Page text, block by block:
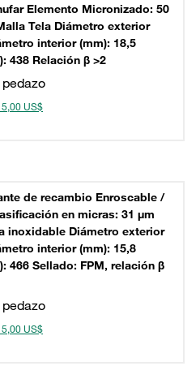
Elemento Micronizado: 50
Tela Diámetro exterior
interior (mm): 18,5
438 Relación β >2
US$
de recambio Enroscable /
en micras: 31 µm
inoxidable Diámetro exterior
interior (mm): 15,8
466 Sellado: FPM, relación β
US$